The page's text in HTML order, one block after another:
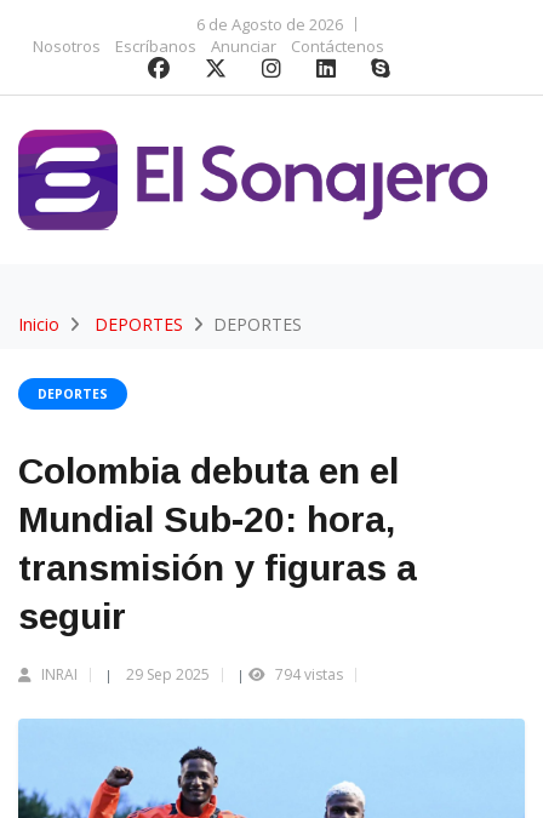
6 de Agosto de 2026
Nosotros
Escríbanos Anunciar Contáctenos
Inicio DEPORTES DEPORTES
DEPORTES
Colombia debuta en el
Mundial Sub-20: hora,
transmisión y figuras a
seguir
INRAI | 29 Sep 2025 | 794 vistas